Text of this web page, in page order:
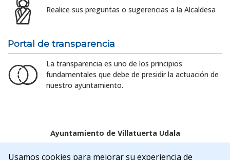
Realice sus preguntas o sugerencias a la Alcaldesa
Portal de transparencia
La transparencia es uno de los principios
fundamentales que debe de presidir la actuación de
nuestro ayuntamiento.
Ayuntamiento de Villatuerta Udala
Usamos cookies para mejorar su experiencia de